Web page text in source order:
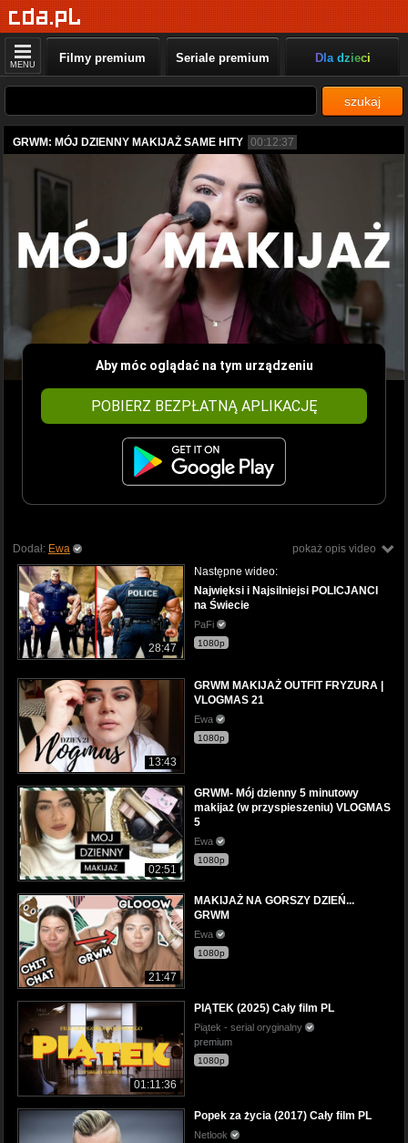
MENU Filmy premium Seriale premium Dla dzieci
szukaj
GRWM: MÓJ DZIENNY MAKIJAŻ SAME HITY 00:12:37
Aby móc oglądać na tym urządzeniu
POBIERZ BEZPŁATNĄ APLIKACJĘ
pokaż opis video
Dodał: Ewa
28:47
Następne wideo:
Najwięksi i Najsilniejsi POLICJANCI
na Świecie
PaFi
1080p
13:43
GRWM MAKIJAŻ OUTFIT FRYZURA |
VLOGMAS 21
Ewa
1080p
02:51
GRWM- Mój dzienny 5 minutowy
makijaż (w przyspieszeniu) VLOGMAS
5
Ewa
1080p
21:47
MAKIJAŻ NA GORSZY DZIEŃ...
GRWM
Ewa
1080p
01:11:36
PIĄTEK (2025) Cały film PL
Piątek - serial oryginalny
premium
1080p
Popek za życia (2017) Cały film PL
Netlook